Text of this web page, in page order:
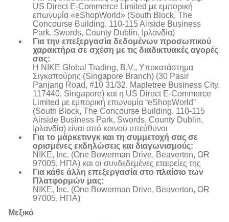
US Direct E-Commerce Limited με εμπορική
επωνυμία «eShopWorld» (South Block, The
Concourse Building, 110-115 Airside Business
Park, Swords, County Dublin, Ιρλανδία)
Για την επεξεργασία δεδομένων προσωπικού
χαρακτήρα σε σχέση με τις διαδικτυακές αγορές
σας:
Η NIKE Global Trading, B.V., Υποκατάστημα
Σιγκαπούρης (Singapore Branch) (30 Pasir
Panjang Road, #10 31/32, Mapletree Business City,
117440, Singapore) και η US Direct E-Commerce
Limited με εμπορική επωνυμία “eShopWorld”
(South Block, The Concourse Building, 110-115
Airside Business Park, Swords, County Dublin,
Ιρλανδία) είναι από κοινού υπεύθυνοι
Για το μάρκετινγκ και τη συμμετοχή σας σε
ορισμένες εκδηλώσεις και διαγωνισμούς:
NIKE, Inc. (One Bowerman Drive, Beaverton, OR
97005, ΗΠΑ) και οι συνδεδεμένες εταιρείες της
Για κάθε άλλη επεξεργασία στο πλαίσιο των
Πλατφορμών μας:
NIKE, Inc. (One Bowerman Drive, Beaverton, OR
97005, ΗΠΑ)
Μεξικό